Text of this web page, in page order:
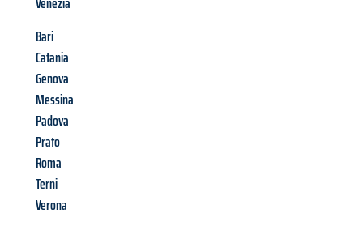
Bari
Catania
Genova
Messina
Padova
Prato
Roma
Terni
Verona